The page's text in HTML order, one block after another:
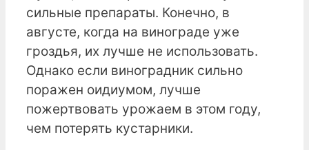
сильные препараты. Конечно, в
августе, когда на винограде уже
гроздья, их лучше не использовать.
Однако если виноградник сильно
поражен оидиумом, лучше
пожертвовать урожаем в этом году,
чем потерять кустарники.